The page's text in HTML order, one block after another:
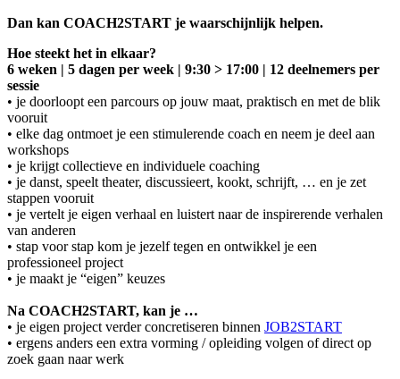
Dan kan COACH2START je waarschijnlijk helpen.
Hoe steekt het in elkaar?
6 weken | 5 dagen per week | 9:30 > 17:00 | 12 deelnemers per
sessie
• je doorloopt een parcours op jouw maat, praktisch en met de blik
vooruit
• elke dag ontmoet je een stimulerende coach en neem je deel aan
workshops
• je krijgt collectieve en individuele coaching
• je danst, speelt theater, discussieert, kookt, schrijft, … en je zet
stappen vooruit
• je vertelt je eigen verhaal en luistert naar de inspirerende verhalen
van anderen
• stap voor stap kom je jezelf tegen en ontwikkel je een
professioneel project
• je maakt je “eigen” keuzes
Na COACH2START, kan je …
• je eigen project verder concretiseren binnen JOB2START
• ergens anders een extra vorming / opleiding volgen of direct op
zoek gaan naar werk